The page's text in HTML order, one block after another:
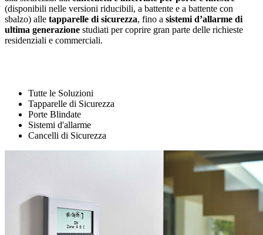
(disponibili nelle versioni riducibili, a battente e a battente con
sbalzo) alle tapparelle di sicurezza, fino a sistemi d’allarme di
ultima generazione studiati per coprire gran parte delle richieste
residenziali e commerciali.
Tutte le Soluzioni
Tapparelle di Sicurezza
Porte Blindate
Sistemi d'allarme
Cancelli di Sicurezza